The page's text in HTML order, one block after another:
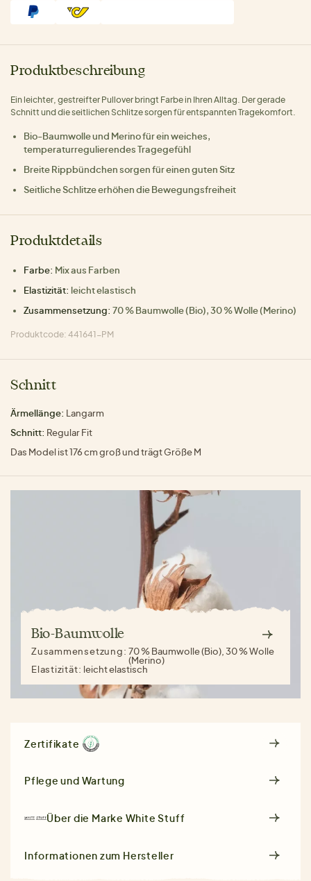
Produktbeschreibung
Ein leichter, gestreifter Pullover bringt Farbe in Ihren Alltag. Der gerade
Schnitt und die seitlichen Schlitze sorgen für entspannten Tragekomfort.
Bio-Baumwolle und Merino für ein weiches,
temperaturregulierendes Tragegefühl
Breite Rippbündchen sorgen für einen guten Sitz
Seitliche Schlitze erhöhen die Bewegungsfreiheit
Produktdetails
Farbe: Mix aus Farben
Elastizität: leicht elastisch
Zusammensetzung: 70 % Baumwolle (Bio), 30 % Wolle (Merino)
Produktcode: 441641-PM
Schnitt
Ärmellänge: Langarm
Schnitt: Regular Fit
Das Model ist 176 cm groß und trägt Größe M
Bio-Baumwolle
Zusammensetzung:70 % Baumwolle (Bio), 30 % Wolle
(Merino)
Elastizität: leicht elastisch
Zertifikate
Pflege und Wartung
Über die Marke White Stuff
Informationen zum Hersteller